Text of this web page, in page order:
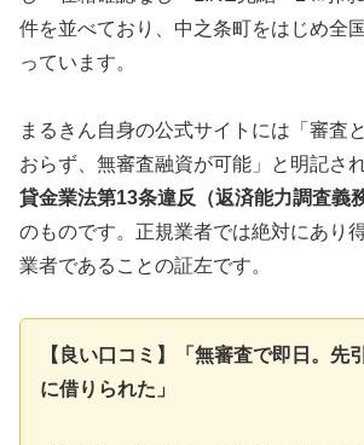
件を並べており、中之条町をはじめ全
っています。
まるきん自身の公式サイトには「審査
おらず、無審査融資が可能」と明記さ
貸金業法第13条違反（返済能力調査義
のものです。正規業者では絶対にあり
業者であることの証左です。
【良い口コミ】「無審査で即日。先
に借りられた」